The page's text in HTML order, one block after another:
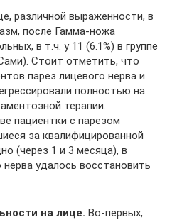
различной выраженности, в
после Гамма-ножа
в т.ч. у 11 (6.1%) в группе
Стоит отметить, что
парез лицевого нерва и
полностью на
терапии.
пациентки с парезом
за квалифицированной
(через 1 и 3 месяца), в
удалось восстановить
на лице. Во-первых,